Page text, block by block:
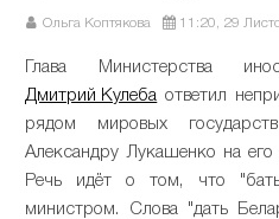
Ольга Коптякова 11:20, 29
Глава Министерства
Дмитрий Кулеба ответил
рядом мировых
Александру Лукашенко на
Речь идёт о том, что
министром. Слова "дать